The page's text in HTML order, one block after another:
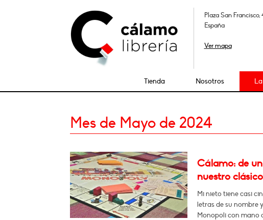
Plaza San
España
Ver mapa
Tienda Nosotros
Mes de Mayo de 2024
Cálamo: de
nuestro
Mi nieto tiene casi
letras de su nombre
Monopoli con mano